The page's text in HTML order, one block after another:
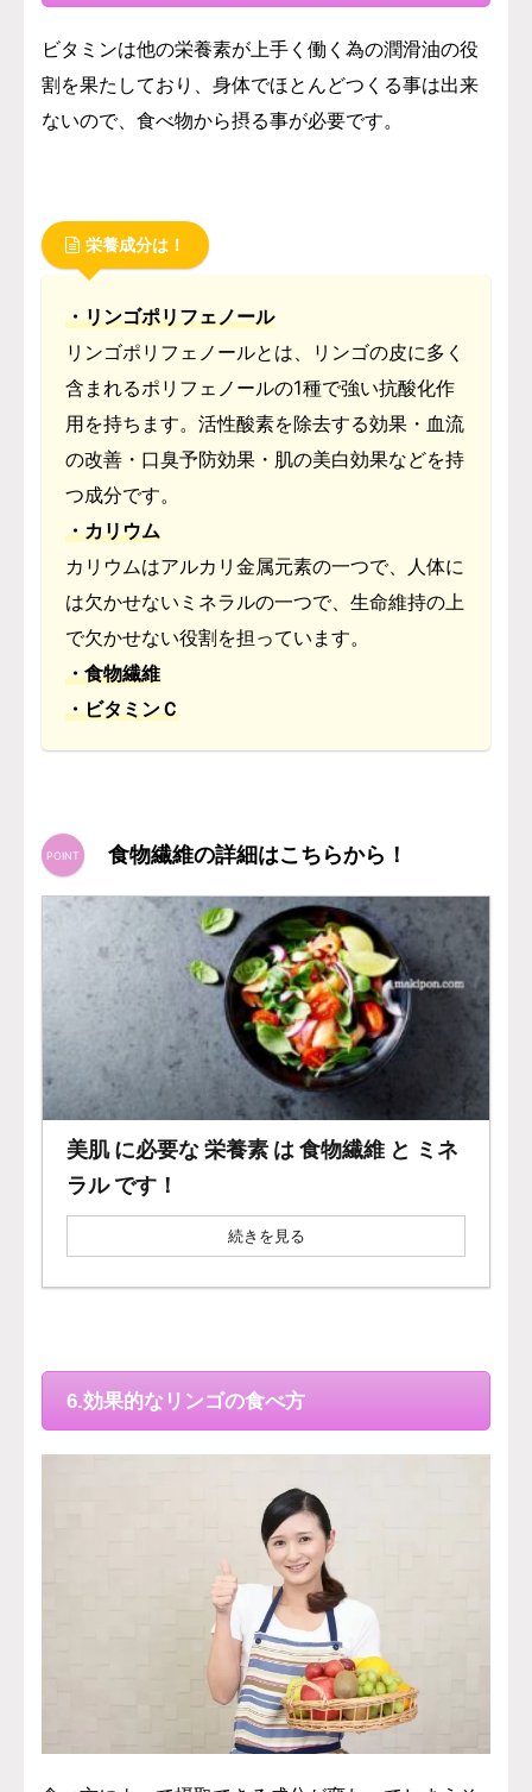
ビタミンは他の栄養素が上手く働く為の潤滑油の役
割を果たしており、身体でほとんどつくる事は出来
ないので、食べ物から摂る事が必要です。
栄養成分は！
・リンゴポリフェノール
リンゴポリフェノールとは、リンゴの皮に多く
含まれるポリフェノールの1種で強い抗酸化作
用を持ちます。活性酸素を除去する効果・血流
の改善・口臭予防効果・肌の美白効果などを持
つ成分です。
・カリウム
カリウムはアルカリ金属元素の一つで、人体に
は欠かせないミネラルの一つで、生命維持の上
で欠かせない役割を担っています。
・食物繊維
・ビタミンＣ
食物繊維の詳細はこちらから！
美肌 に必要な 栄養素 は 食物繊維 と ミネ
ラル です！
続きを見る
6.効果的なリンゴの食べ方